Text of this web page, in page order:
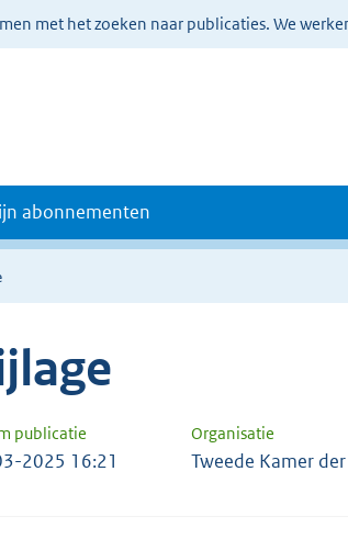
met het zoeken naar publicaties. We
abonnementen
publicatie Organisatie
2025 16:21 Tweede Kamer